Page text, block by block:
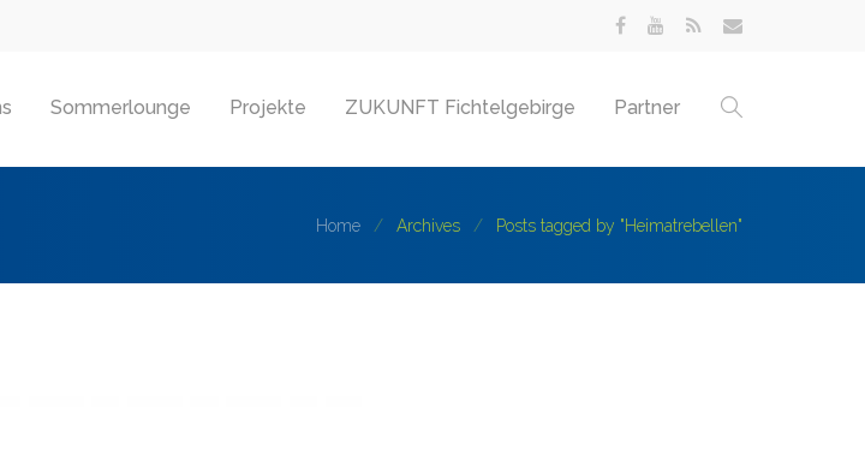
Sommerlounge Projekte ZUKUNFT Fichtelgebirge Partner
Home Archives Posts tagged by "Heimatrebellen"